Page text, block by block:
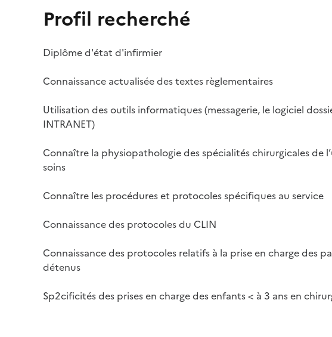
Profil recherché
Diplôme d'état d'infirmier
Connaissance actualisée des textes règlementaires
Utilisation des outils informatiques (messagerie, le logiciel
INTRANET)
Connaître la physiopathologie des spécialités chirurgicales de
soins
Connaître les procédures et protocoles spécifiques au service
Connaissance des protocoles du CLIN
Connaissance des protocoles relatifs à la prise en charge des
détenus
Sp2cificités des prises en charge des enfants < à 3 ans en